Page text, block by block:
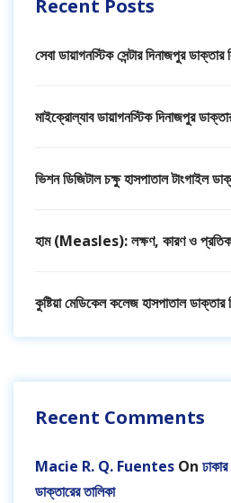
Recent Posts
সেবা ডায়াগনস্টিক সেন্টার দিনাজপুর ডাক্তার
মাইক্রোল্যাব ডায়াগনস্টিক দিনাজপুর
ভিশন ডিজিটাল চক্ষু হাসপাতাল টাংগাইল
হাম (Measles): লক্ষণ, কারণ ও
কুষ্টিয়া মেডিকেল কলেজ হাসপাতাল
Recent Comments
Macie R. Q. Fuentes On
ডাক্তারের তালিকা